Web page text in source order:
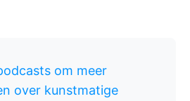
om meer
over kunstmatige